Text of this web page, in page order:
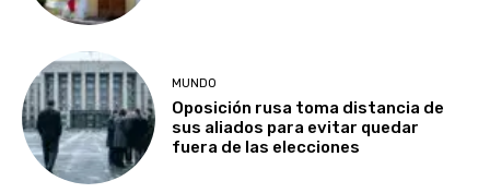
MUNDO
Oposición rusa toma distancia de
sus aliados para evitar quedar
fuera de las elecciones